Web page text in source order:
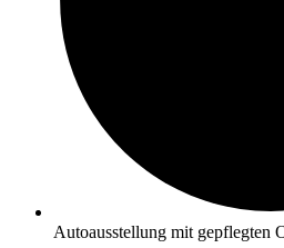
Autoausstellung mit gepflegten